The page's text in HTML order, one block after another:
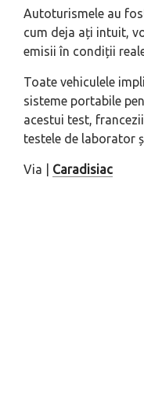
Autoturismele au
cum deja ați intuit,
emisii în condiții
Toate vehiculele
sisteme portabile
acestui test,
testele de laborator
Via | Caradisiac